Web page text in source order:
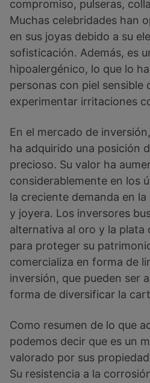
compromiso, pulseras,
Muchas celebridades han
en sus joyas debido a su
sofisticación. Además, es
hipoalergénico, lo que lo
personas con piel sensible
experimentar irritaciones
En el mercado de
ha adquirido una posición
precioso. Su valor ha
considerablemente en los
la creciente demanda en
y joyera. Los inversores
alternativa al oro y la plata
para proteger su
comercializa en forma de
inversión, que pueden ser
forma de diversificar la
Como resumen de lo que
podemos decir que es un
valorado por sus
Su resistencia a la